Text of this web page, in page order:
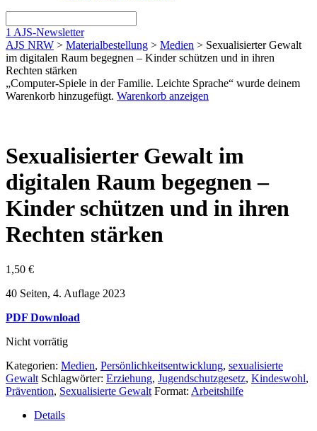
1 AJS-Newsletter
AJS NRW > Materialbestellung > Medien > Sexualisierter Gewalt
im digitalen Raum begegnen – Kinder schützen und in ihren
Rechten stärken
„Computer-Spiele in der Familie. Leichte Sprache“ wurde deinem
Warenkorb hinzugefügt. Warenkorb anzeigen
Sexualisierter Gewalt im
digitalen Raum begegnen –
Kinder schützen und in ihren
Rechten stärken
1,50 €
40 Seiten, 4. Auflage 2023
PDF Download
Nicht vorrätig
Kategorien: Medien, Persönlichkeitsentwicklung, sexualisierte
Gewalt Schlagwörter: Erziehung, Jugendschutzgesetz, Kindeswohl,
Prävention, Sexualisierte Gewalt Format: Arbeitshilfe
Details